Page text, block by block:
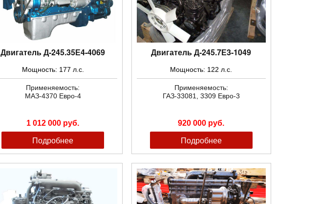
Двигатель Д-245.35Е4-4069
Мощность: 177 л.с.
Применяемость:
МАЗ-4370 Евро-4
1 012 000 руб.
Подробнее
Двигатель Д-245.7Е3-1049
Мощность: 122 л.с.
Применяемость:
ГАЗ-33081, 3309 Евро-3
920 000 руб.
Подробнее